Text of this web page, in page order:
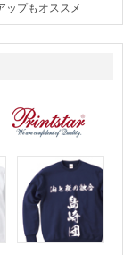
ップもオススメ